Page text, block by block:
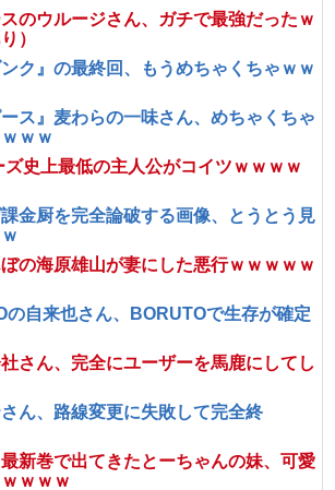
スのウルージさん、ガチで最強だったｗ
）
ク』の最終回、もうめちゃくちゃｗｗ
ース』麦わらの一味さん、めちゃくちゃ
ｗｗ
ズ史上最低の主人公がコイツｗｗｗｗ
課金厨を完全論破する画像、とうとう見
ぼの海原雄山が妻にした悪行ｗｗｗｗｗ
の自来也さん、BORUTOで生存が確定
社さん、完全にユーザーを馬鹿にしてし
さん、路線変更に失敗して完全終
最新巻で出てきたとーちゃんの妹、可愛
ｗｗｗ